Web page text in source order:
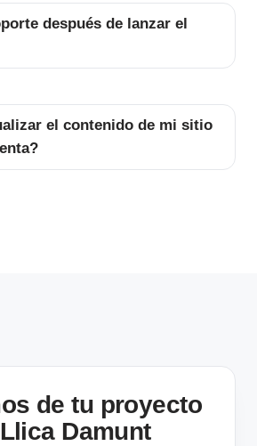
después de lanzar el
el contenido de mi sitio
de tu proyecto
Damunt